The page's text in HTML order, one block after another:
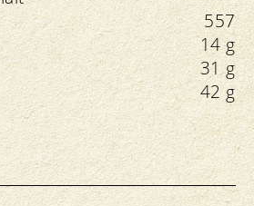
557
14 g
31 g
42 g